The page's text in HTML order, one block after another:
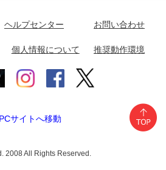
阜競輪場 大垣競輪場 豊橋競輪場
輪場 四日市競輪場
競輪場 向日町競輪場
ヘルプセンター お問い合わせ
個人情報について 推奨動作環境
PCサイトへ移動
2008 All Rights Reserved.